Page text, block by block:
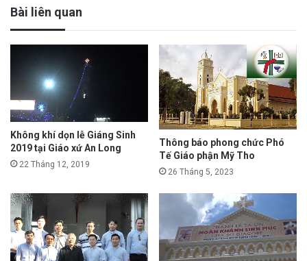
Bài liên quan
Không khí dọn lễ Giáng Sinh
2019 tại Giáo xứ An Long
22 Tháng 12, 2019
Thông báo phong chức Phó
Tế Giáo phận Mỹ Tho
26 Tháng 5, 2023